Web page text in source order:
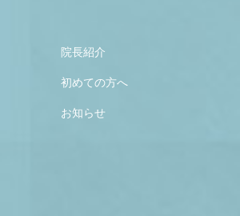
院長紹介
初めての方へ
お知らせ